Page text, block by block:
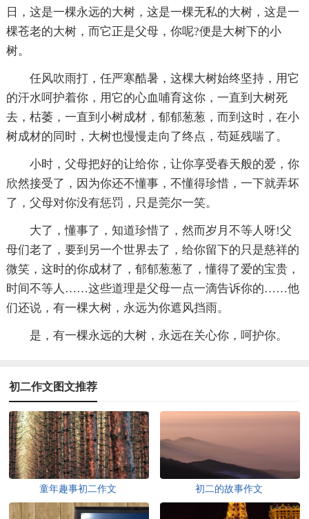
日，这是一棵永远的大树，这是一棵无私的大树，这是一
棵苍老的大树，而它正是父母，你呢?便是大树下的小
树。
任风吹雨打，任严寒酷暑，这棵大树始终坚持，用它
的汗水呵护着你，用它的心血哺育这你，一直到大树死
去，枯萎，一直到小树成材，郁郁葱葱，而到这时，在小
树成材的同时，大树也慢慢走向了终点，苟延残喘了。
小时，父母把好的让给你，让你享受春天般的爱，你
欣然接受了，因为你还不懂事，不懂得珍惜，一下就弄坏
了，父母对你没有惩罚，只是莞尔一笑。
大了，懂事了，知道珍惜了，然而岁月不等人呀!父
母们老了，要到另一个世界去了，给你留下的只是慈祥的
微笑，这时的你成材了，郁郁葱葱了，懂得了爱的宝贵，
时间不等人……这些道理是父母一点一滴告诉你的……他
们还说，有一棵大树，永远为你遮风挡雨。
是，有一棵永远的大树，永远在关心你，呵护你。
初二作文图文推荐
童年趣事初二作文 初二的故事作文